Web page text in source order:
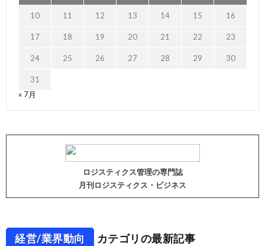
10 11 12 13 14 15 16
17 18 19 20 21 22 23
24 25 26 27 28 29 30
31
« 7月
ロジスティクス管理の専門誌
月刊ロジスティクス・ビジネス
経営/業界動向 カテゴリの最新記事